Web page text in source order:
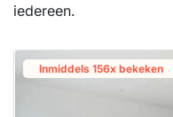
iedereen.
Inmiddels 156x bekeken